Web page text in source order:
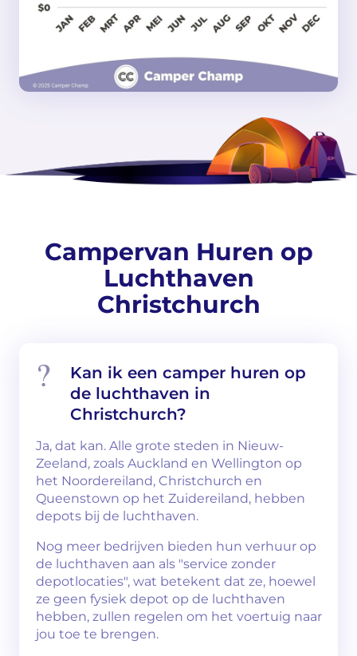
Campervan Huren op
Luchthaven
Christchurch
Kan ik een camper huren op
de luchthaven in
Christchurch?
Ja, dat kan. Alle grote steden in Nieuw-
Zeeland, zoals Auckland en Wellington op
het Noordereiland, Christchurch en
Queenstown op het Zuidereiland, hebben
depots bij de luchthaven.
Nog meer bedrijven bieden hun verhuur op
de luchthaven aan als "service zonder
depotlocaties", wat betekent dat ze, hoewel
ze geen fysiek depot op de luchthaven
hebben, zullen regelen om het voertuig naar
jou toe te brengen.